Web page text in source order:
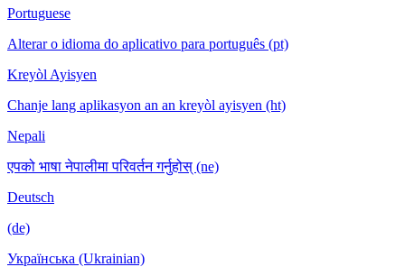
Portuguese
Alterar o idioma do aplicativo para português (pt)
Kreyòl Ayisyen
Chanje lang aplikasyon an an kreyòl ayisyen (ht)
Nepali
एपको भाषा नेपालीमा परिवर्तन गर्नुहोस् (ne)
Deutsch
(de)
Українська (Ukrainian)